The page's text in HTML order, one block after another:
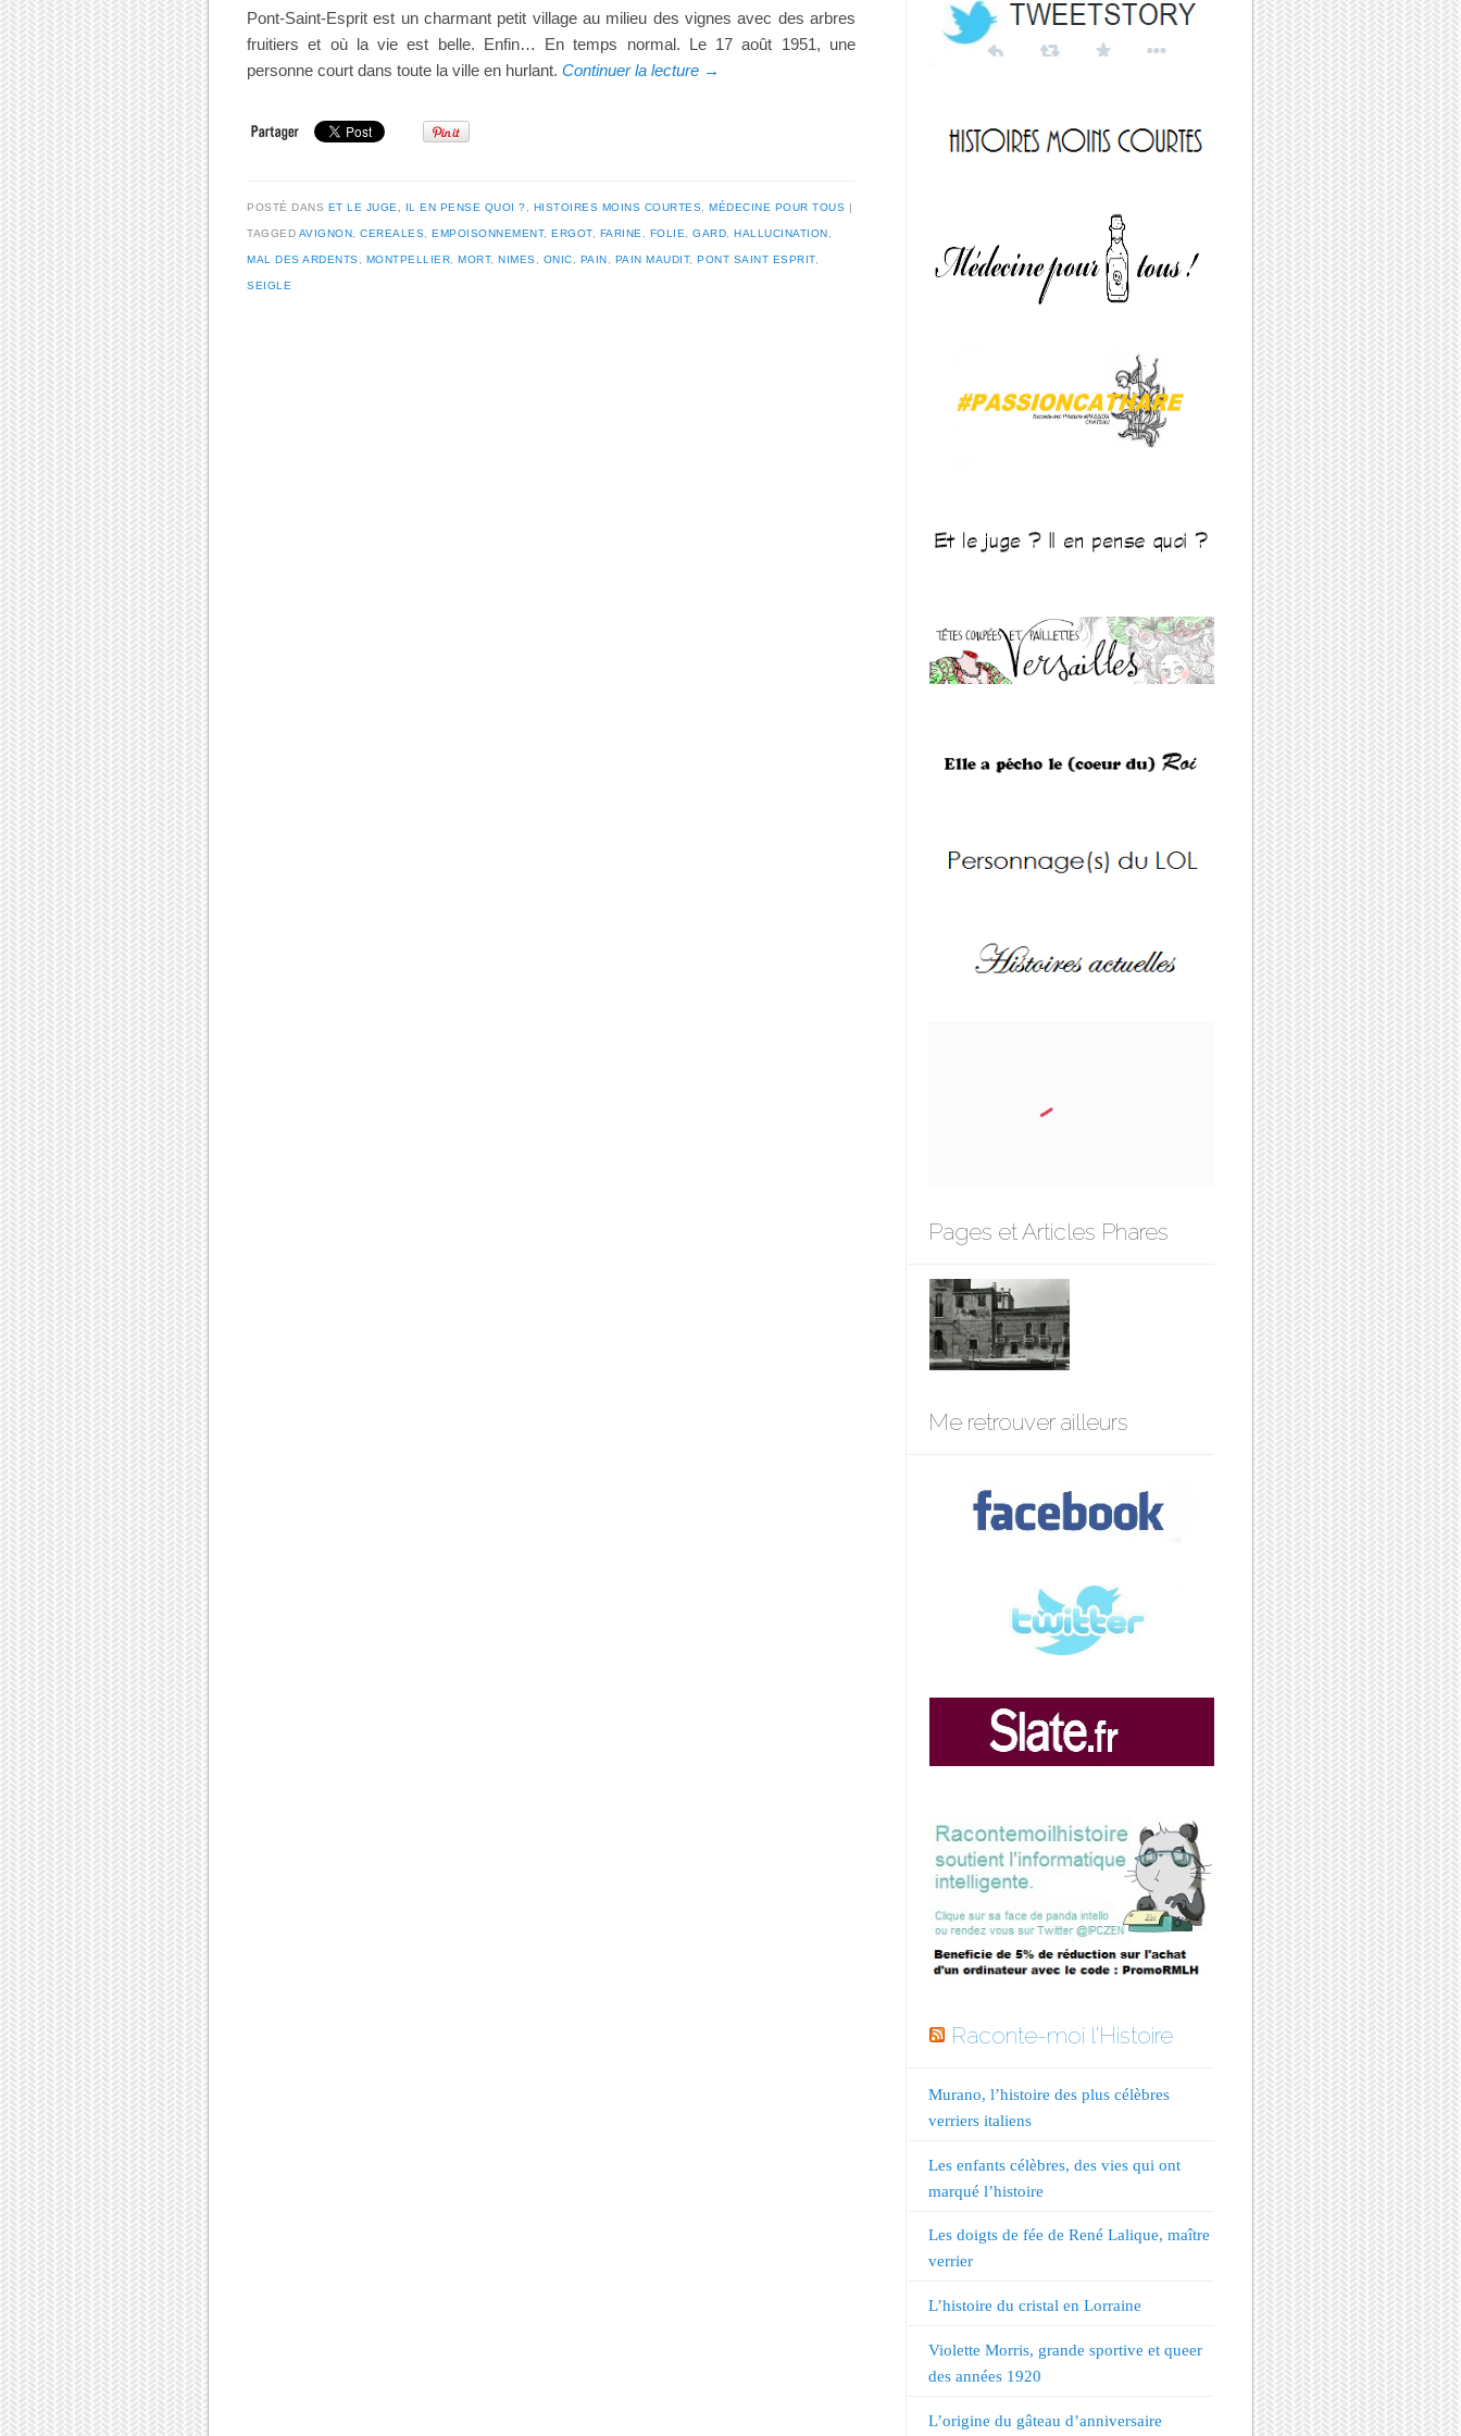
Pont-Saint-Esprit est un charmant petit village au milieu des vignes avec des arbres
fruitiers et où la vie est belle. Enfin… En temps normal. Le 17 août 1951, une
personne court dans toute la ville en hurlant. Continuer la lecture →
POSTÉ DANS ET LE JUGE, IL EN PENSE QUOI ? HISTOIRES MOINS COURTES MÉDECINE POUR TOUS
TAGGED AVIGNON CEREALES EMPOISONNEMENT, ERGOT, FARINE FOLIE GARD HALLUCINATION
MAL DES ARDENTS MONTPELLIER MORT, NIMES ONIC PAIN PAIN MAUDIT, PONT SAINT ESPRIT,
SEIGLE
Pages et Articles Phares
Me retrouver ailleurs
Raconte-moi l'Histoire
Murano, l’histoire des plus célèbres
verriers italiens
Les enfants célèbres, des vies qui ont
marqué l’histoire
Les doigts de fée de René Lalique, maître
verrier
L’histoire du cristal en Lorraine
Violette Morris, grande sportive et queer
des années 1920
L’origine du gâteau d’anniversaire